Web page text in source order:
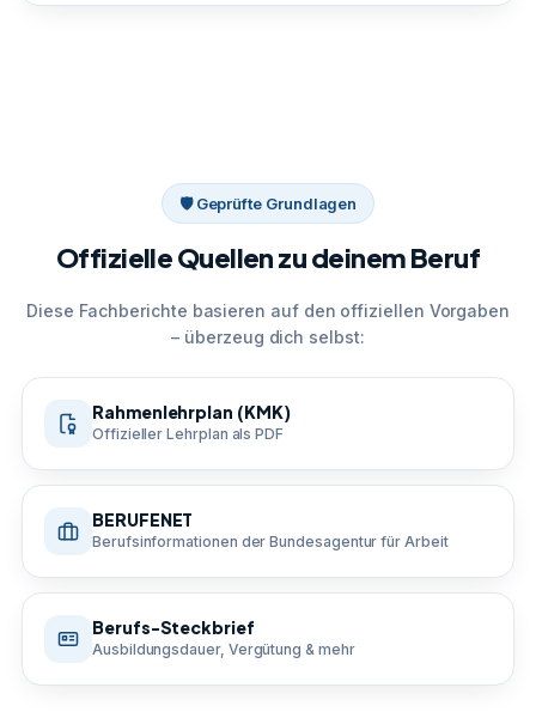
🛡 Geprüfte Grundlagen
Offizielle Quellen zu deinem Beruf
Diese Fachberichte basieren auf den offiziellen Vorgaben
– überzeug dich selbst:
Rahmenlehrplan (KMK)
Offizieller Lehrplan als PDF
BERUFENET
Berufsinformationen der Bundesagentur für Arbeit
Berufs-Steckbrief
Ausbildungsdauer, Vergütung & mehr